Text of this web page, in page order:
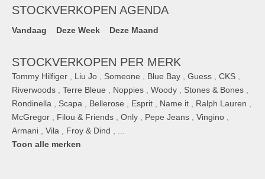
STOCKVERKOPEN AGENDA
Vandaag Deze Week Deze Maand
STOCKVERKOPEN PER MERK
Tommy Hilfiger Liu Jo Someone Blue Bay Guess CKS
Riverwoods
Terre Bleue Noppies Woody Stones & Bones
Rondinella
Scapa Bellerose Esprit Name it Ralph Lauren
McGregor
Filou & Friends Only Pepe Jeans Vingino
Armani
Vila Froy & Dind
Toon alle merken